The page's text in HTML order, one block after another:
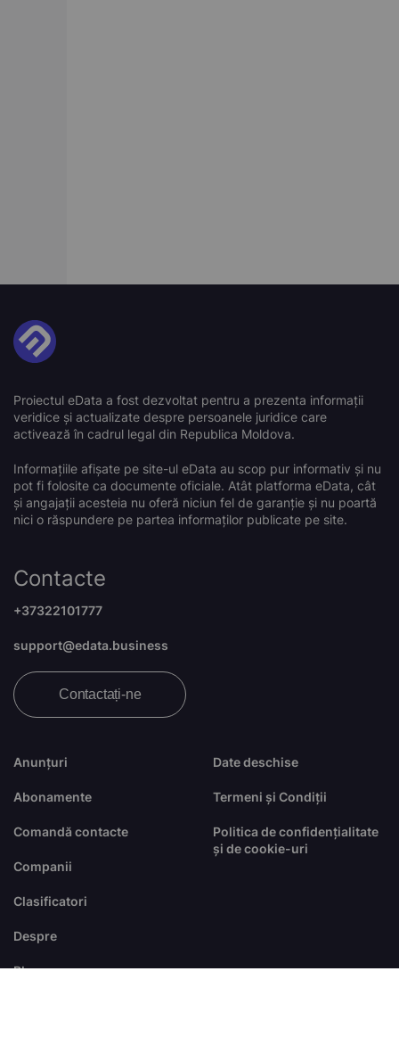
Proiectul eData a fost dezvoltat pentru a prezenta informații
veridice și actualizate despre persoanele juridice care
activează în cadrul legal din Republica Moldova.
Informațiile afișate pe site-ul eData au scop pur informativ și nu
pot fi folosite ca documente oficiale. Atât platforma eData, cât
și angajații acesteia nu oferă niciun fel de garanție și nu poartă
nici o răspundere pe partea informaților publicate pe site.
Anunțuri
Abonamente
Comandă contacte
Companii
Clasificatori
Despre
Blog
Date deschise
Termeni și Condiții
Politica de confidențialitate
și de cookie-uri
Contacte
+37322101777
support@edata.business
Contactați-ne